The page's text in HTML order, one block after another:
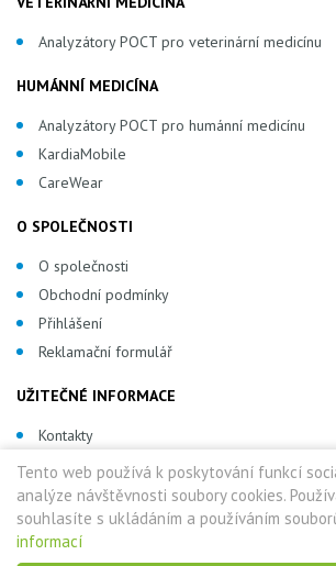
Tento web používá k poskytování funkcí
analýze návštěvnosti soubory cookies.
souhlasíte s ukládáním a používáním
informací
Analyzátory POCT pro veterinární medicínu
HUMÁNNÍ MEDICÍNA
Analyzátory POCT pro humánní medicínu
KardiaMobile
CareWear
O SPOLEČNOSTI
O společnosti
Obchodní podmínky
Přihlášení
Reklamační formulář
UŽITEČNÉ INFORMACE
Kontakty